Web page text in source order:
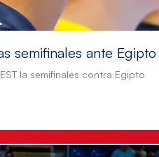
semifinales ante Egipto
la semifinales contra Egipto